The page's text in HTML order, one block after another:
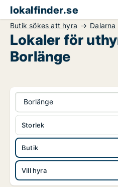
lokalfinder.se
Butik sökes att hyra Dalarna
Lokaler för
Borlänge
Borlänge
Butik
Vill hyra
Storlek